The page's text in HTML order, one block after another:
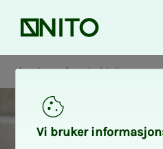
Forsiden
Nyheter fra arbeidslivet
Vi bru­­­ker